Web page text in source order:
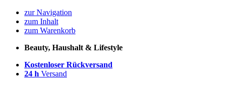
zur Navigation
zum Inhalt
zum Warenkorb
Beauty, Haushalt & Lifestyle
Kostenloser Rückversand
24 h Versand